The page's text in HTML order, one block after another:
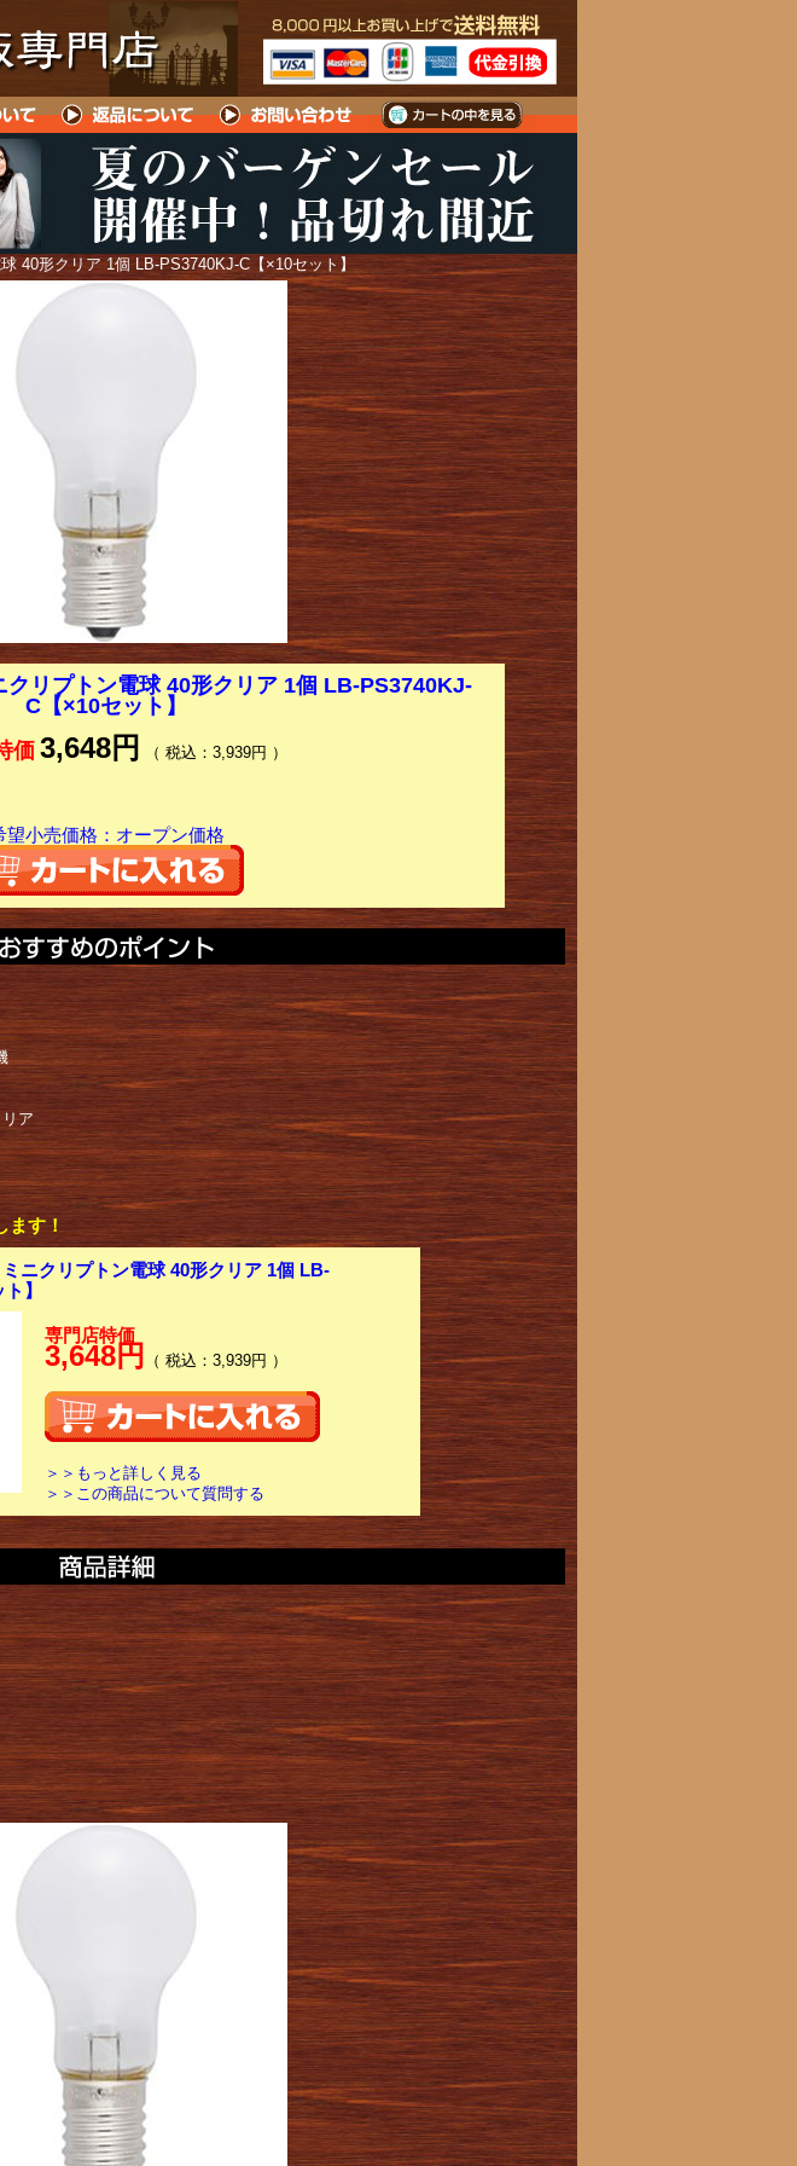
40形クリア 1個 LB-PS3740KJ-C【×10セット】
クリプトン電球 40形クリア 1個 LB-PS3740KJ-
C【×10セット】
価 3,648円 （ 税込：3,939円 ）
望小売価格：オープン価格
ア
す！
ミニクリプトン電球 40形クリア 1個 LB-
】
専門店特価
3,648円 （ 税込：3,939円 ）
＞＞もっと詳しく見る
＞＞この商品について質問する